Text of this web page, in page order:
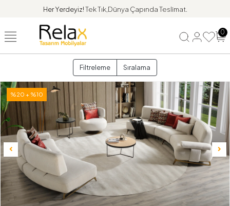
Her Yerdeyiz!Tek Tık,Dünya Çapında Teslimat.
0
Filtreleme Sıralama
%20 + %10